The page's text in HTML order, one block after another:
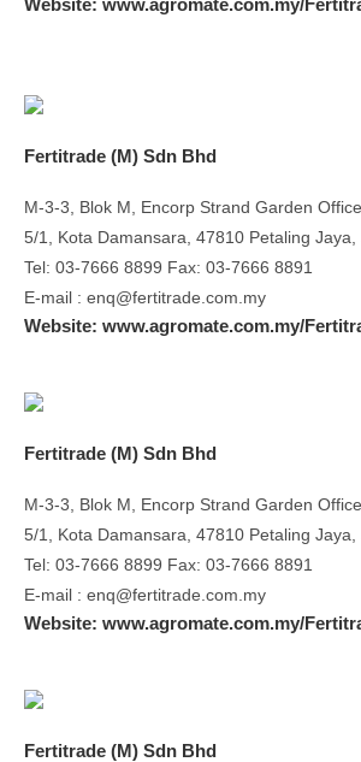
Website: www.agromate.com.my/
Fertitrade (M) Sdn Bhd
M-3-3, Blok M, Encorp Strand Garden
5/1, Kota Damansara, 47810 Petaling Jaya,
Tel: 03-7666 8899 Fax: 03-7666 8891
E-mail : enq@fertitrade.com.my
Website: www.agromate.com.my/
Fertitrade (M) Sdn Bhd
M-3-3, Blok M, Encorp Strand Garden
5/1, Kota Damansara, 47810 Petaling Jaya,
Tel: 03-7666 8899 Fax: 03-7666 8891
E-mail : enq@fertitrade.com.my
Website: www.agromate.com.my/
Fertitrade (M) Sdn Bhd